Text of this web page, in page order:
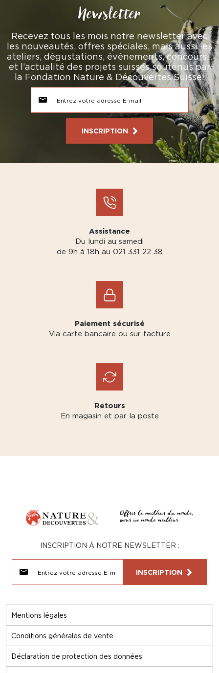
Newsletter
Recevez tous les mois notre newsletter avec
les nouveautés, offres spéciales, mais aussi les
ateliers, dégustations, événements, concours…
et l’actualité des projets suisses soutenus par
la Fondation Nature & Découvertes Suisse!
INSCRIPTION
Assistance
Du lundi au samedi
de 9h à 18h au 021 331 22 38
Paiement sécurisé
Via carte bancaire ou sur facture
Retours
En magasin et par la poste
Mentions légales
Conditions générales de vente
Déclaration de protection des données
INSCRIPTION À NOTRE NEWSLETTER :
INSCRIPTION